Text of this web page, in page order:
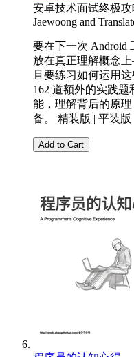
安卓技术面试终极攻
Jaewoong and
要在下一次 Android
放在真正理解概念
且要练习如何运用
162 道额外的实践
能，理解背后的原
备。 精装版 | 平装版
Add to Cart